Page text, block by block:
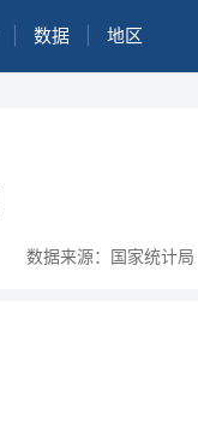
数据 地区
数据来源：国家统计局